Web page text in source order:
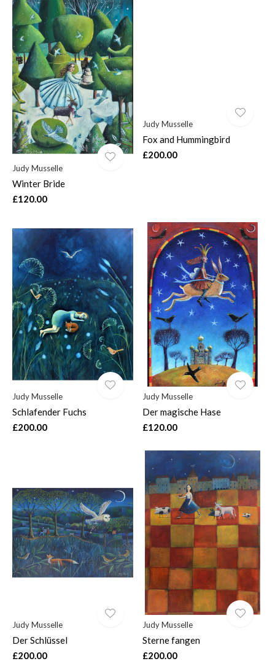
Judy Musselle
Winter Bride
£120.00
Judy Musselle
Fox and Hummingbird
£200.00
Judy Musselle
Schlafender Fuchs
£200.00
Judy Musselle
Der magische Hase
£120.00
Judy Musselle
Der Schlüssel
£200.00
Judy Musselle
Sterne fangen
£200.00